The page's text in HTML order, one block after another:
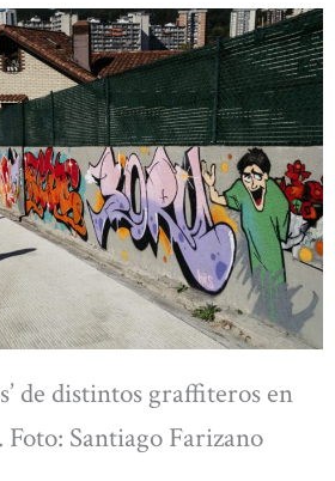
de distintos graffiteros en
Santiago Farizano